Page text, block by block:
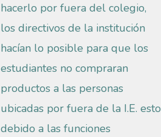
hacerlo por fuera del colegio,
los directivos de la institución
hacían lo posible para que los
estudiantes no compraran
productos a las personas
ubicadas por fuera de la I.E. esto
debido a las funciones